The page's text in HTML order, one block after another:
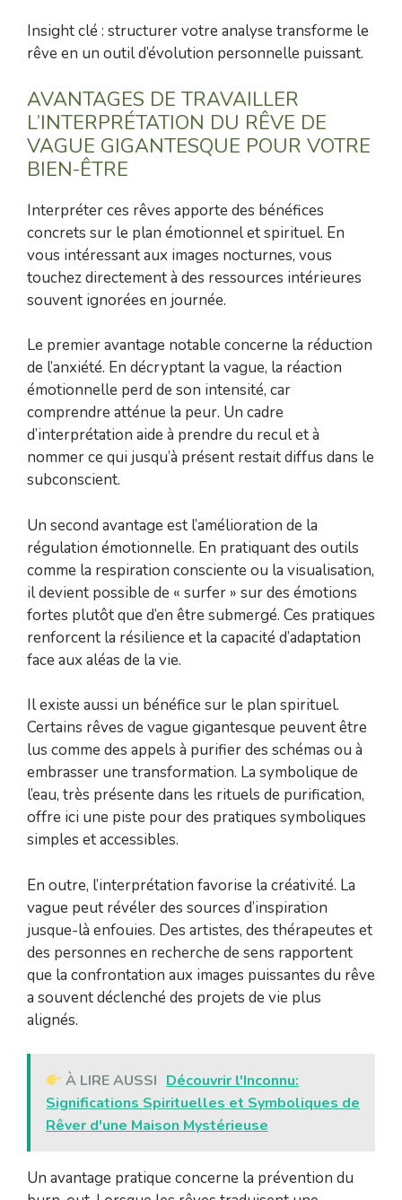
Insight clé : structurer votre analyse transforme le
rêve en un outil d’évolution personnelle puissant.
AVANTAGES DE TRAVAILLER
L’INTERPRÉTATION DU RÊVE DE
VAGUE GIGANTESQUE POUR VOTRE
BIEN-ÊTRE
Interpréter ces rêves apporte des bénéfices
concrets sur le plan émotionnel et spirituel. En
vous intéressant aux images nocturnes, vous
touchez directement à des ressources intérieures
souvent ignorées en journée.
Le premier avantage notable concerne la réduction
de l’anxiété. En décryptant la vague, la réaction
émotionnelle perd de son intensité, car
comprendre atténue la peur. Un cadre
d’interprétation aide à prendre du recul et à
nommer ce qui jusqu’à présent restait diffus dans le
subconscient.
Un second avantage est l’amélioration de la
régulation émotionnelle. En pratiquant des outils
comme la respiration consciente ou la visualisation,
il devient possible de « surfer » sur des émotions
fortes plutôt que d’en être submergé. Ces pratiques
renforcent la résilience et la capacité d’adaptation
face aux aléas de la vie.
Il existe aussi un bénéfice sur le plan spirituel.
Certains rêves de vague gigantesque peuvent être
lus comme des appels à purifier des schémas ou à
embrasser une transformation. La symbolique de
l’eau, très présente dans les rituels de purification,
offre ici une piste pour des pratiques symboliques
simples et accessibles.
En outre, l’interprétation favorise la créativité. La
vague peut révéler des sources d’inspiration
jusque-là enfouies. Des artistes, des thérapeutes et
des personnes en recherche de sens rapportent
que la confrontation aux images puissantes du rêve
a souvent déclenché des projets de vie plus
alignés.
À LIRE AUSSI Découvrir l'Inconnu:
Significations Spirituelles et Symboliques de
Rêver d'une Maison Mystérieuse
Un avantage pratique concerne la prévention du